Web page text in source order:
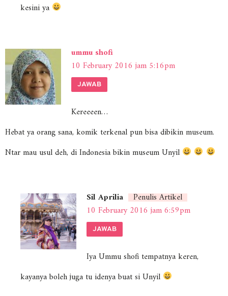
kesini ya
ummu shofi
10 February 2016 jam 5:16pm
JAWAB
Kereeeen…
Hebat ya orang sana, komik terkenal pun bisa dibikin museum.
Ntar mau usul deh, di Indonesia bikin museum Unyil
Sil Aprilia
Penulis Artikel
10 February 2016 jam 6:59pm
JAWAB
Iya Ummu shofi tempatnya keren,
kayanya boleh juga tu idenya buat si Unyil